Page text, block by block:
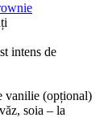
intens de
vanilie (opțional)
soia – la